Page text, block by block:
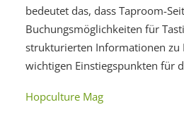
bedeutet das, dass Taproom-
Buchungsmöglichkeiten für
strukturierten Informationen zu
wichtigen Einstiegspunkten für
Hopculture Mag